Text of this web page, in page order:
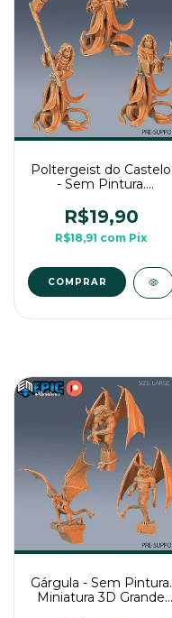
Poltergeist do Castelo
- Sem Pintura.
Para Rpg de Mesa
R$19,90
R$18,91 com Pix
COMPRAR
Gárgula - Sem Pintura.
Miniatura 3D Grande